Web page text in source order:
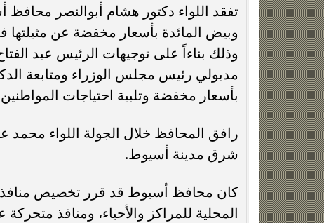
تفقد اللواء دكتور هشام أبوالنصر محافظ
وبيض المائدة بأسعار مخفضة عن
وذلك بناءاً على توجيهات الرئيس عبد
مدبولي رئيس مجلس الوزراء ومتابعة
بأسعار مخفضة وتلبية احتياجات
رافق المحافظ خلال الجولة اللواء
شرق مدينة أسيوط.
كان محافظ أسيوط قد قرر تخصيص منافذ
المحلية للمراكز والأحياء، ومنافذ
زينة عمرو تتوج بجائزة الأفضل بعد تأهل مصر
التاريخي لنصف نهائي مونديال...
السيسي يدعم
التأهل